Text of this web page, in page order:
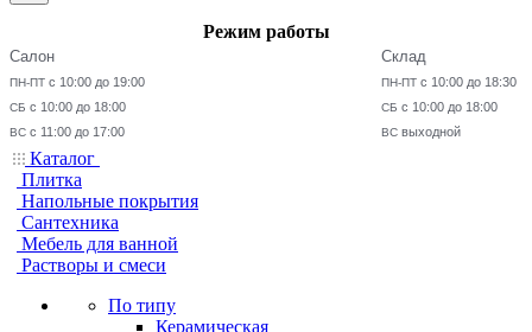
Режим работы
Салон
ПН-ПТ с 10:00 до 19:00
СБ с 10:00 до 18:00
ВС с 11:00 до 17:00
Склад
ПН-ПТ с 10:00 до 18:30
СБ с 10:00 до 18:00
ВС выходной
Каталог
Плитка
Напольные покрытия
Сантехника
Мебель для ванной
Растворы и смеси
По типу
Керамическая